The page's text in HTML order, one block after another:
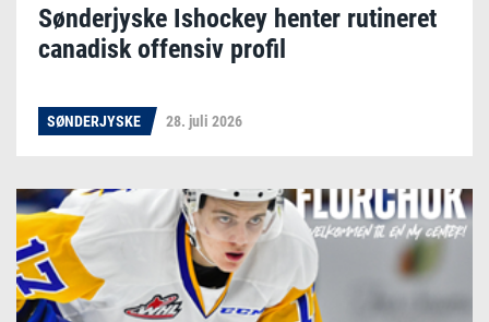
Sønderjyske Ishockey henter rutineret
canadisk offensiv profil
SØNDERJYSKE 28. juli 2026